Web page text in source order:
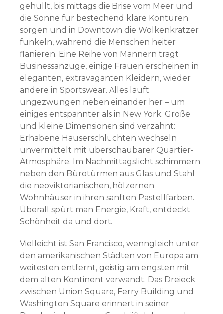
gehüllt, bis mittags die Brise vom Meer und
die Sonne für bestechend klare Konturen
sorgen und in Downtown die Wolkenkratzer
funkeln, während die Menschen heiter
flanieren. Eine Reihe von Männern trägt
Businessanzüge, einige Frauen erscheinen in
eleganten, extravaganten Kleidern, wieder
andere in Sportswear. Alles läuft
ungezwungen neben einander her – um
einiges entspannter als in New York. Große
und kleine Dimensionen sind verzahnt:
Erhabene Häuserschluchten wechseln
unvermittelt mit überschaubarer Quartier-
Atmosphäre. Im Nachmittagslicht schimmern
neben den Bürotürmen aus Glas und Stahl
die neoviktorianischen, hölzernen
Wohnhäuser in ihren sanften Pastellfarben.
Überall spürt man Energie, Kraft, entdeckt
Schönheit da und dort.
Vielleicht ist San Francisco, wenngleich unter
den amerikanischen Städten von Europa am
weitesten entfernt, geistig am engsten mit
dem alten Kontinent verwandt. Das Dreieck
zwischen Union Square, Ferry Building und
Washington Square erinnert in seiner